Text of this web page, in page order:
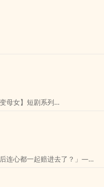
让她重新相信幸福的人，却
晨电话，从彰化的夜风到天津
及一次又一次被合理化的伤
连自己都快认不出自己。
没有真正留下来。
件外套。
句「好久不见」。
自己。
」能力的少女叶凡，被迫卷入
存在于现场的哭喊；
十年前一场被校方掩埋的秘密
间声音的余宁、识破谎言的祁
李唯安加入调查
……
大的普通女孩。
血脉。
进泥里。
母女】短剧系列
然也重生了！
孩的身体里，每天追在她身后
连心都一起赔进去了？」——